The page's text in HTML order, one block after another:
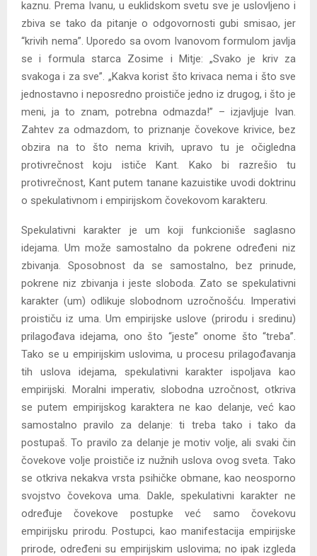
kaznu. Prema Ivanu, u euklidskom svetu sve je uslovljeno i
zbiva se tako da pitanje o odgovornosti gubi smisao, jer
“krivih nema”. Uporedo sa ovom Ivanovom formulom javlja
se i formula starca Zosime i Mitje: „Svako je kriv za
svakoga i za sve”. „Kakva korist što krivaca nema i što sve
jednostavno i neposredno proističe jedno iz drugog, i što je
meni, ja to znam, potrebna odmazda!” – izjavljuje Ivan.
Zahtev za odmazdom, to priznanje čovekove krivice, bez
obzira na to što nema krivih, upravo tu je očigledna
protivrečnost koju ističe Kant. Kako bi razrešio tu
protivrečnost, Kant putem tanane kazuistike uvodi doktrinu
o spekulativnom i empirijskom čovekovom karakteru.
Spekulativni karakter je um koji funkcioniše saglasno
idejama. Um može samostalno da pokrene određeni niz
zbivanja. Sposobnost da se samostalno, bez prinude,
pokrene niz zbivanja i jeste sloboda. Zato se spekulativni
karakter (um) odlikuje slobodnom uzročnošću. Imperativi
proističu iz uma. Um empirijske uslove (prirodu i sredinu)
prilagođava idejama, ono što “jeste” onome što “treba”.
Tako se u empirijskim uslovima, u procesu prilagođavanja
tih uslova idejama, spekulativni karakter ispoljava kao
empirijski. Moralni imperativ, slobodna uzročnost, otkriva
se putem empirijskog karaktera ne kao delanje, već kao
samostalno pravilo za delanje: ti treba tako i tako da
postupaš. To pravilo za delanje je motiv volje, ali svaki čin
čovekove volje proističe iz nužnih uslova ovog sveta. Tako
se otkriva nekakva vrsta psihičke obmane, kao neosporno
svojstvo čovekova uma. Dakle, spekulativni karakter ne
određuje čovekove postupke već samo čovekovu
empirijsku prirodu. Postupci, kao manifestacija empirijske
prirode, određeni su empirijskim uslovima; no ipak izgleda